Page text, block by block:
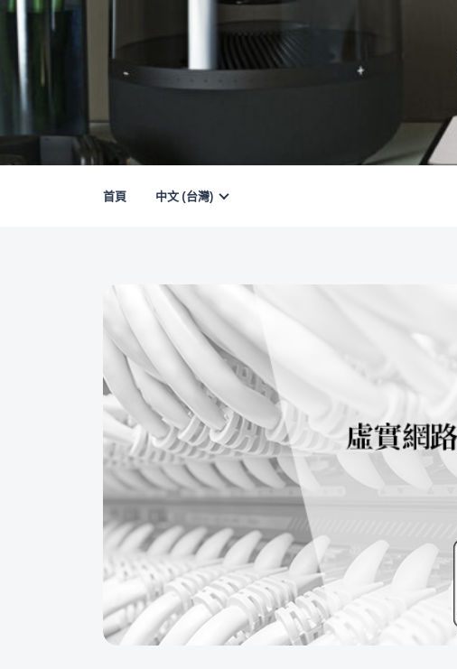
首頁 中文 (台灣)